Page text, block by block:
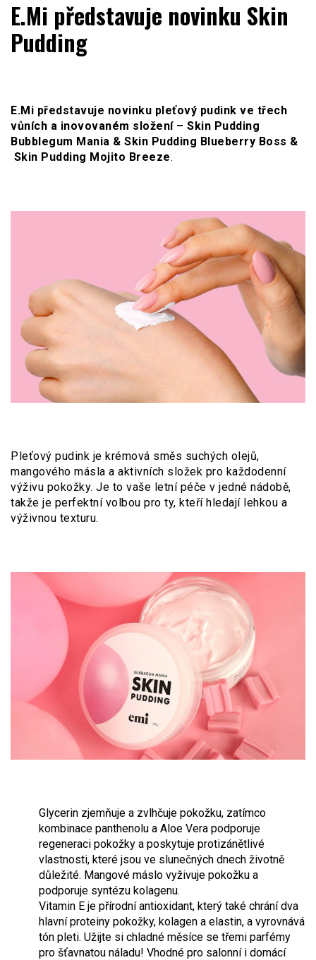
E.Mi představuje novinku Skin
Pudding
E.Mi představuje novinku pleťový pudink ve třech
vůních a inovovaném složení – Skin Pudding
Bubblegum Mania & Skin Pudding Blueberry Boss &
Skin Pudding Mojito Breeze.
Pleťový pudink je krémová směs suchých olejů,
mangového másla a aktivních složek pro každodenní
výživu pokožky. Je to vaše letní péče v jedné nádobě,
takže je perfektní volbou pro ty, kteří hledají lehkou a
výživnou texturu.
Glycerin zjemňuje a zvlhčuje pokožku, zatímco
kombinace panthenolu a Aloe Vera podporuje
regeneraci pokožky a poskytuje protizánětlivé
vlastnosti, které jsou ve slunečných dnech životně
důležité. Mangové máslo vyživuje pokožku a
podporuje syntézu kolagenu.
Vitamin E je přírodní antioxidant, který také chrání dva
hlavní proteiny pokožky, kolagen a elastin, a vyrovnává
tón pleti. Užijte si chladné měsíce se třemi parfémy
pro šťavnatou náladu! Vhodné pro salonní i domácí